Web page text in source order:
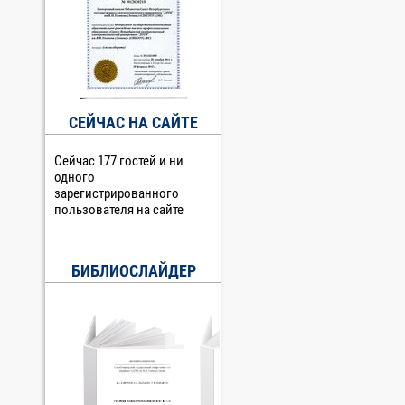
СЕЙЧАС НА САЙТЕ
Сейчас 177 гостей и ни
одного
зарегистрированного
пользователя на сайте
БИБЛИОСЛАЙДЕР